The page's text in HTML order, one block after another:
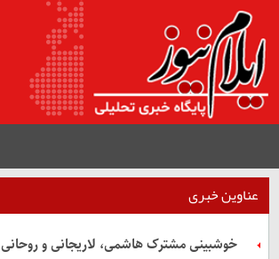
عناوین خبری
خوشبینی مشترک هاشمی، لاریجانی و روحانی